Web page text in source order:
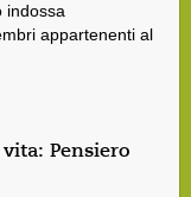
indossa
appartenenti al
Pensiero